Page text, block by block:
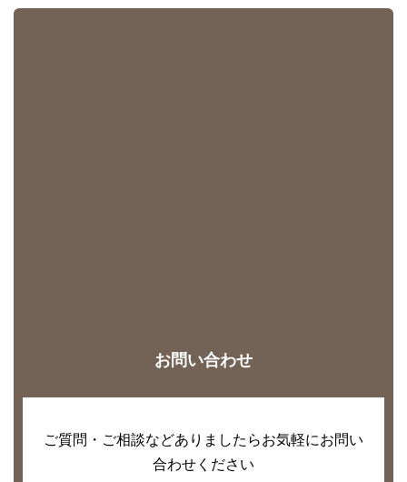
お問い合わせ
ご質問・ご相談などありましたらお気軽にお問い
合わせください